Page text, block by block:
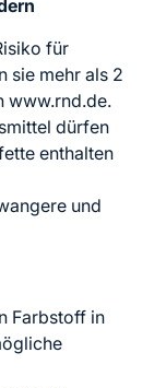
für
sie mehr als 2
www.rnd.de.
dürfen
enthalten
und
Farbstoff in